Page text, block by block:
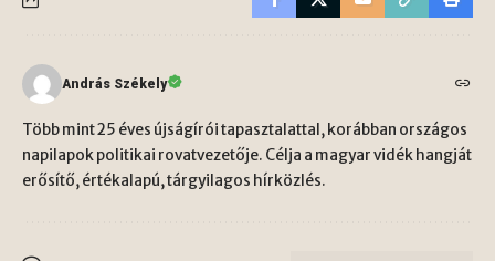
András Székely
Több mint 25 éves újságírói tapasztalattal, korábban országos
napilapok politikai rovatvezetője. Célja a magyar vidék hangját
erősítő, értékalapú, tárgyilagos hírközlés.